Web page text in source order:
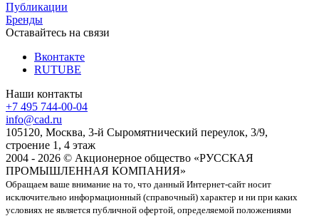
Публикации
Бренды
Оставайтесь на связи
Вконтакте
RUTUBE
Наши контакты
+7 495 744-00-04
info@cad.ru
105120, Москва, 3-й Сыромятнический переулок, 3/9,
строение 1, 4 этаж
2004 - 2026 © Акционерное общество «РУССКАЯ
ПРОМЫШЛЕННАЯ КОМПАНИЯ»
Обращаем ваше внимание на то, что данный Интернет-сайт носит
исключительно информационный (справочный) характер и ни при каких
условиях не является публичной офертой, определяемой положениями